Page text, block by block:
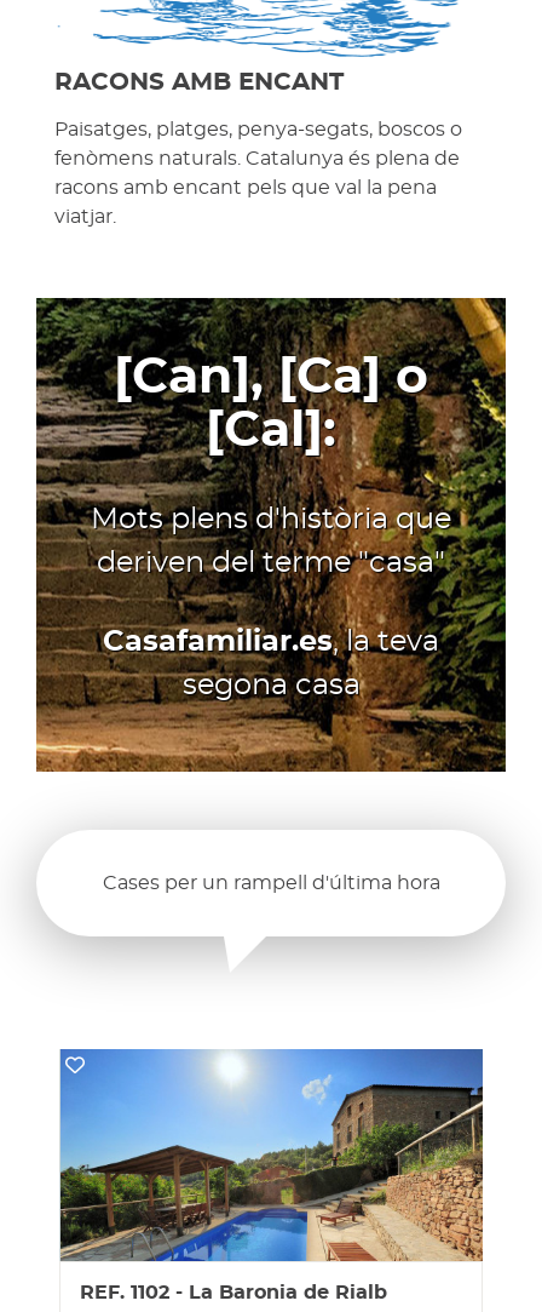
RACONS AMB ENCANT
Paisatges, platges, penya-segats, boscos o
fenòmens naturals. Catalunya és plena de
racons amb encant pels que val la pena
viatjar.
[Can], [Ca] o
[Cal]:
Mots plens d'història que
deriven del terme "casa"
Casafamiliar.es, la teva
segona casa
Cases per un rampell d'última hora
REF. 1102 - La Baronia de Rialb